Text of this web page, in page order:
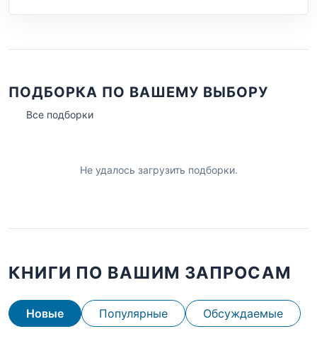
ПОДБОРКА ПО ВАШЕМУ ВЫБОРУ
Все подборки
Не удалось загрузить подборки.
КНИГИ ПО ВАШИМ ЗАПРОСАМ
Новые Популярные Обсуждаемые